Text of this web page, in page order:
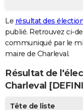
GUIDES D'ACHAT
BONS PLANS
CARTE DE VOEUX
Carte de Noël
Carte Bonne année
Carte Saint-Valentin
Carte Pâques
Carte d'anniversaire
DICTIONNAIRE
Le résultat des
publié. Retrouvez ci-
communiqué par le
maire de Charleval.
Résultat de
Charleval
Tête de liste